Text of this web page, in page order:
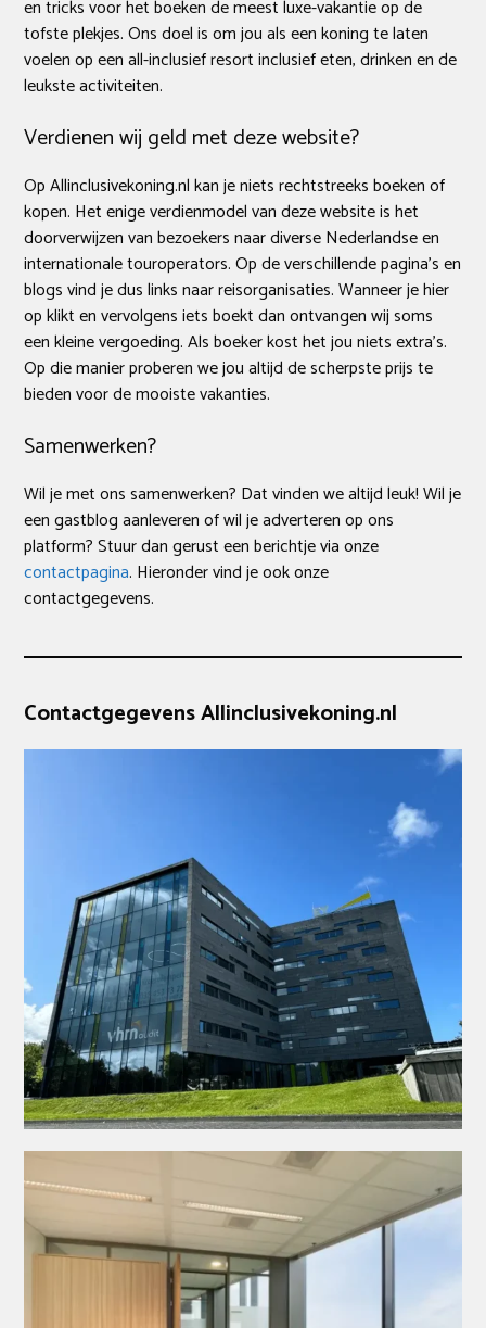
en tricks voor het boeken de meest luxe-vakantie op de
tofste plekjes. Ons doel is om jou als een koning te laten
voelen op een all-inclusief resort inclusief eten, drinken en de
leukste activiteiten.
Verdienen wij geld met deze website?
Op Allinclusivekoning.nl kan je niets rechtstreeks boeken of
kopen. Het enige verdienmodel van deze website is het
doorverwijzen van bezoekers naar diverse Nederlandse en
internationale touroperators. Op de verschillende pagina’s en
blogs vind je dus links naar reisorganisaties. Wanneer je hier
op klikt en vervolgens iets boekt dan ontvangen wij soms
een kleine vergoeding. Als boeker kost het jou niets extra’s.
Op die manier proberen we jou altijd de scherpste prijs te
bieden voor de mooiste vakanties.
Samenwerken?
Wil je met ons samenwerken? Dat vinden we altijd leuk! Wil je
een gastblog aanleveren of wil je adverteren op ons
platform? Stuur dan gerust een berichtje via onze
contactpagina. Hieronder vind je ook onze
contactgegevens.
Contactgegevens Allinclusivekoning.nl